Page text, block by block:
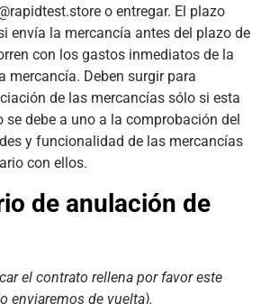
o entregar. El plazo
envía la mercancía antes del plazo de
con los gastos inmediatos de la
mercancía. Deben surgir para
de las mercancías sólo si esta
se debe a uno a la comprobación del
y funcionalidad de las mercancías
con ellos.
de anulación de
el contrato rellena por favor este
enviaremos de vuelta).